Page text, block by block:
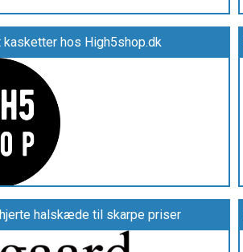
hos High5shop.dk
halskæde til skarpe priser